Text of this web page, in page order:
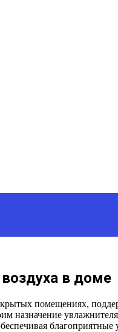
в доме
помещениях,
назначение